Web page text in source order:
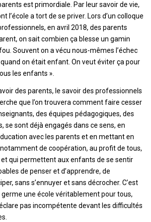
est primordiale. Par leur savoir de vie,
l’école a tort de se priver. Lors d’un colloque
en avril 2018, des parents
on sait combien ça blesse un gamin
Souvent on a vécu nous-mêmes l’échec
on était enfant. On veut éviter ça pour
les enfants ».
des parents, le savoir des professionnels
que l’on trouvera comment faire cesser
des équipes pédagogiques, des
se sont déjà engagés dans ce sens, en
avec les parents et en mettant en
de coopération, au profit de tous,
qui permettent aux enfants de se sentir
de penser et d’apprendre, de
sans s’ennuyer et sans décrocher. C’est
une école véritablement pour tous,
pas incompétente devant les difficultés